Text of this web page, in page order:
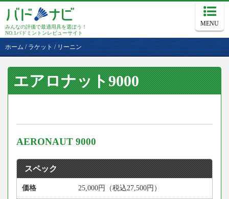
みんなの評価で最適用具を選ぼう！
NO.1バドミントンレビューサイト
MENU
ホーム / ラケット / リーニン
エアロナット9000
AERONAUT 9000
スペック
価格 25,000円（税込27,500円）